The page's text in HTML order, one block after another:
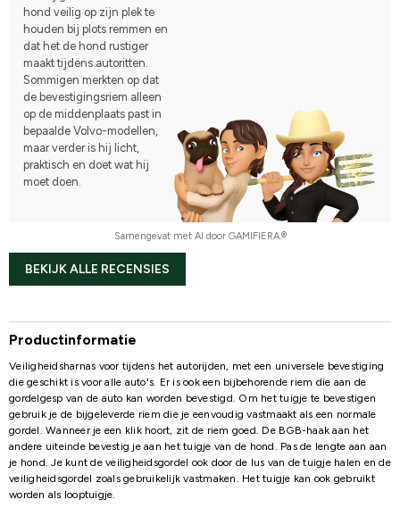
hond veilig op zijn plek te
houden bij plots remmen en
dat het de hond rustiger
maakt tijdens autoritten.
Sommigen merkten op dat
de bevestigingsriem alleen
op de middenplaats past in
bepaalde Volvo-modellen,
maar verder is hij licht,
praktisch en doet wat hij
moet doen.
Samengevat met AI door GAMIFIERA.®
BEKIJK ALLE RECENSIES
Productinformatie
Veiligheidsharnas voor tijdens het autorijden, met een universele bevestiging
die geschikt is voor alle auto's. Er is ook een bijbehorende riem die aan de
gordelgesp van de auto kan worden bevestigd. Om het tuigje te bevestigen
gebruik je de bijgeleverde riem die je eenvoudig vastmaakt als een normale
gordel. Wanneer je een klik hoort, zit de riem goed. De BGB-haak aan het
andere uiteinde bevestig je aan het tuigje van de hond. Pas de lengte aan aan
je hond. Je kunt de veiligheidsgordel ook door de lus van de tuigje halen en de
veiligheidsgordel zoals gebruikelijk vastmaken. Het tuigje kan ook gebruikt
worden als looptuigje.